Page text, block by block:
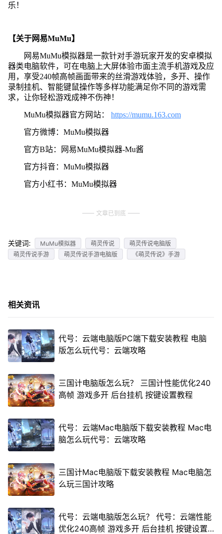
乐！
【关于网易MuMu】
网易MuMu模拟器是一款针对手游玩家开发的安卓模拟
器类电脑软件，可在电脑上大屏体验市面主流手机游戏及应
用，享受240帧高帧画面带来的丝滑游戏体验，多开、操作
录制挂机、智能键鼠操作等多样功能满足你不同的游戏需
求，让你轻松游戏成神不伤神！
MuMu模拟器官方网站： https://mumu.163.com
官方微博：MuMu模拟器
官方B站：网易MuMu模拟器-Mu酱
官方抖音：MuMu模拟器
官方小红书：MuMu模拟器
文章已到底
关键词: MuMu模拟器 萌灵传说
萌灵传说电脑版
萌灵传说手游
萌灵传说手游电脑版 《萌灵传说》手游
相关资讯
代号：云端电脑版PC端下载安装教程 电脑
版怎么玩代号：云端攻略
三国计电脑版怎么玩？ 三国计性能优化240
高帧 游戏多开 后台挂机 按键设置教程
代号：云端Mac电脑版下载安装教程 Mac电
脑怎么玩代号：云端攻略
三国计Mac电脑版下载安装教程 Mac电脑怎
么玩三国计攻略
代号：云端电脑版怎么玩？ 代号：云端性能
优化240高帧 游戏多开 后台挂机 按键设置